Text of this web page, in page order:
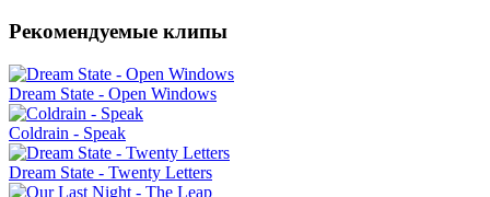
Рекомендуемые клипы
Dream State - Open Windows
Coldrain - Speak
Dream State - Twenty Letters